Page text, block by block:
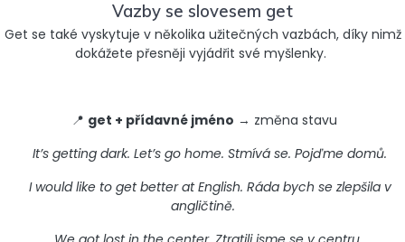
Vazby se slovesem get
Get se také vyskytuje v několika užitečných vazbách, díky nimž
dokážete přesněji vyjádřit své myšlenky.
📍 get + přídavné jméno → změna stavu
It’s getting dark. Let’s go home. Stmívá se. Pojďme domů.
I would like to get better at English. Ráda bych se zlepšila v
angličtině.